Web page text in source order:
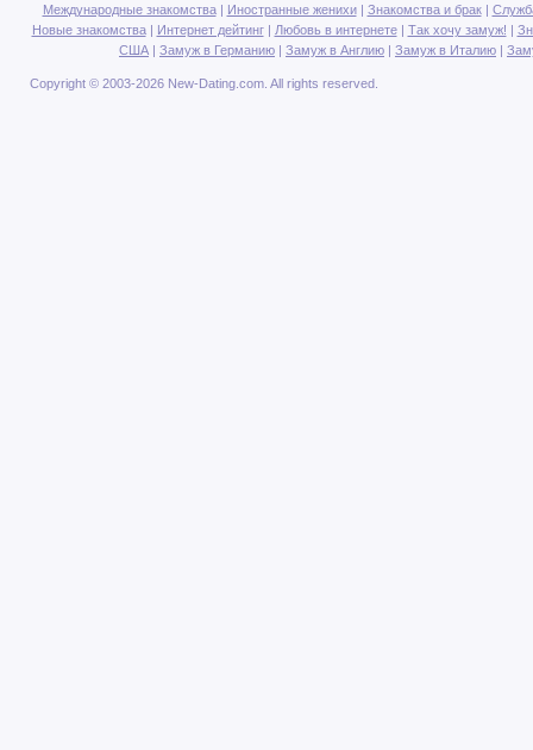
Международные знакомства| Иностранные женихи| Знакомства и брак|
Новые знакомства| Интернет дейтинг| Любовь в интернете| Так хочу замуж! |
США | Замуж в Германию | Замуж в Англию | Замуж в Италию |
Copyright © 2003-2026 New-Dating.com. All rights reserved.